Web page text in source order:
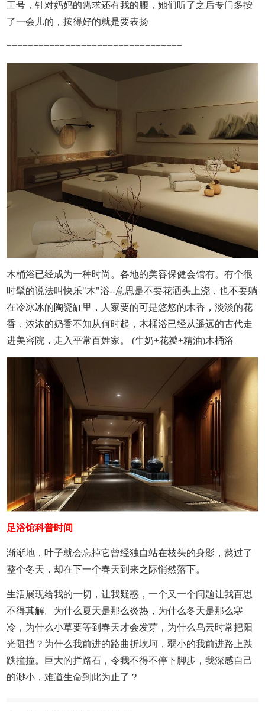
工号，针对妈妈的需求还有我的腰，她们听了之后专门多按
了一会儿的，按得好的就是要表扬
=================================
木桶浴已经成为一种时尚。各地的美容保健会馆有。有个很
时髦的说法叫快乐"木"浴--意思是不要花洒头上浇，也不要躺
在冷冰冰的陶瓷缸里，人家要的可是悠悠的木香，淡淡的花
香，浓浓的奶香不知从何时起，木桶浴已经从遥远的古代走
进美容院，走入平常百姓家。 (牛奶+花瓣+精油)木桶浴
足浴馆科普时间
渐渐地，叶子就会忘掉它曾经独自站在枝头的身影，熬过了
整个冬天，却在下一个春天到来之际悄然落下。
生活展现给我的一切，让我疑惑，一个又一个问题让我百思
不得其解。为什么夏天是那么炎热，为什么冬天是那么寒
冷，为什么小草要等到春天才会发芽，为什么乌云时常把阳
光阻挡？为什么我前进的路曲折坎坷，弱小的我前进路上跌
跌撞撞。巨大的拦路石，令我不得不停下脚步，我深感自己
的渺小，难道生命到此为止了？